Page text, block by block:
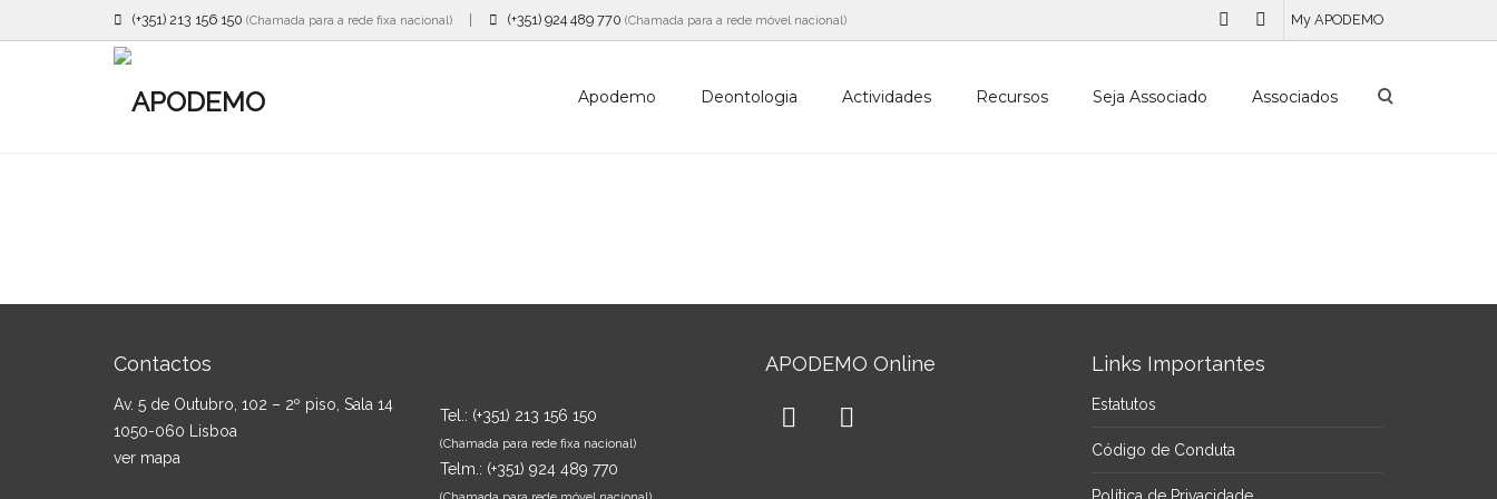
(+351) 213 156 150 (Chamada para a rede fixa nacional) (+351) 924 489 770 (Chamada para a rede móvel nacional) My APODEMO
Apodemo Deontologia Actividades Recursos Seja Associado Associados
Contactos
Av. 5 de Outubro, 102 – 2º piso, Sala 14
1050-060 Lisboa
ver mapa
Tel.: (+351) 213 156 150
(Chamada para rede fixa nacional)
Telm.: (+351) 924 489 770
APODEMO Online Links Importantes
Estatutos
Código de Conduta